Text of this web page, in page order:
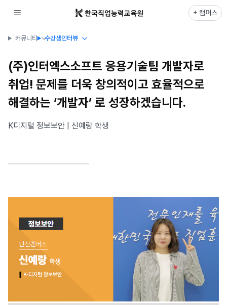
+ 캠퍼스
커뮤니티 수강생인터뷰
(주)인터엑스소프트 응용기술팀 개발자로
취업! 문제를 더욱 창의적이고 효율적으로
해결하는 ‘개발자’ 로 성장하겠습니다.
K디지털 정보보안 | 신예랑 학생